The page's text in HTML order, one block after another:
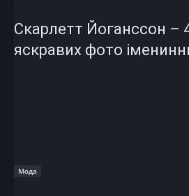
Скарлетт Йоганссон –
яскравих фото
Мода